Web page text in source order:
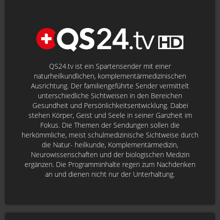
QS24.tv ist ein Spartensender mit einer
naturheilkundlichen, komplementärmedizinischen
Ausrichtung. Der familiengeführte Sender vermittelt
unterschiedliche Sichtweisen in den Bereichen
Gesundheit und Persönlichkeitsentwicklung. Dabei
stehen Körper, Geist und Seele in seiner Ganzheit im
Fokus. Die Themen der Sendungen sollen die
herkömmliche, meist schulmedizinische Sichtweise durch
die Natur- heilkunde, Komplementärmedizin,
Neurowissenschaften und der biologischen Medizin
ergänzen. Die Programminhalte regen zum Nachdenken
an und dienen nicht nur der Unterhaltung.